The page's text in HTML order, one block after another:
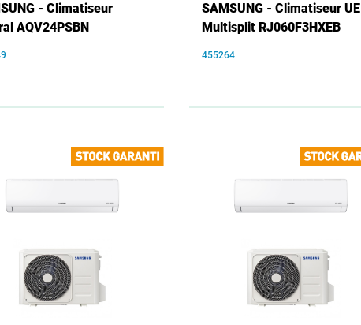
- Climatiseur
AQV24PSBN
SAMSUNG - Climatiseur UE
Multisplit RJ060F3HXEB
455264